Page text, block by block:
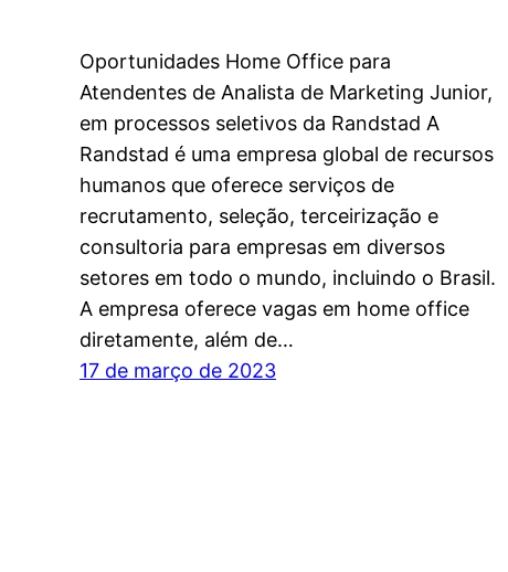
Oportunidades Home Office para
Atendentes de Analista de Marketing Junior,
em processos seletivos da Randstad A
Randstad é uma empresa global de recursos
humanos que oferece serviços de
recrutamento, seleção, terceirização e
consultoria para empresas em diversos
setores em todo o mundo, incluindo o Brasil.
A empresa oferece vagas em home office
diretamente, além de…
17 de março de 2023